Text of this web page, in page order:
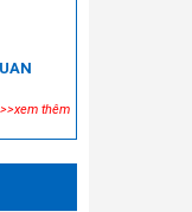
>>xem thêm